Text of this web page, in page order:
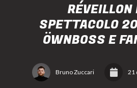
SPETTACOLO
ÖWNBOSS E
Bruno Zuccari 21